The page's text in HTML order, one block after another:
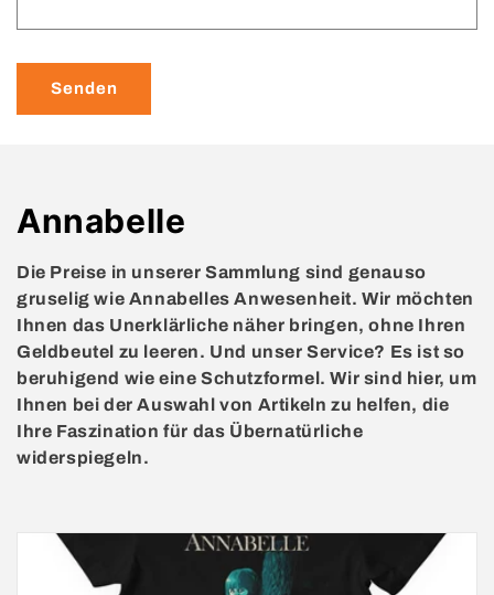
Senden
K
a
t
e
g
o
Annabelle
Die Preise in unserer Sammlung sind genauso
gruselig wie Annabelles Anwesenheit. Wir möchten
Ihnen das Unerklärliche näher bringen, ohne Ihren
Geldbeutel zu leeren. Und unser Service? Es ist so
beruhigend wie eine Schutzformel. Wir sind hier, um
Ihnen bei der Auswahl von Artikeln zu helfen, die
Ihre Faszination für das Übernatürliche
widerspiegeln.